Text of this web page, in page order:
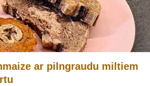
ar pilngraudu miltiem